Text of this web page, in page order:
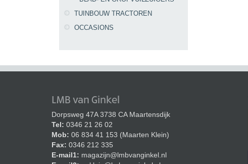
TUINBOUW TRACTOREN
OCCASIONS
LMB van Ginkel
Dorpsweg 47A 3738 CA Maartensdijk
Tel: 0346 21 26 02
Mob: 06 834 41 153 (Maarten Klein)
Fax: 0346 212 335
E-mail1: magazijn@lmbvanginkel.nl